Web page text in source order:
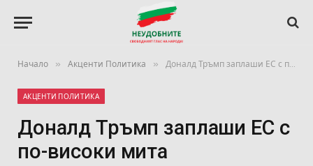
Начало » Акценти Политика » Доналд Тръмп заплаши ЕС с по-високи мита
АКЦЕНТИ ПОЛИТИКА
Доналд Тръмп заплаши ЕС с
по-високи мита